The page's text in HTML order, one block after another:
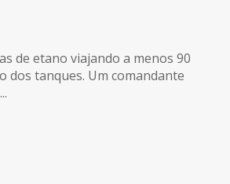
de etano viajando a menos 90
dos tanques. Um comandante